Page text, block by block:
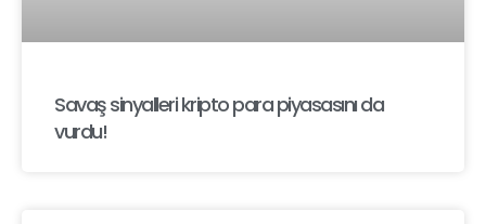
Savaş sinyalleri kripto para piyasasını da
vurdu!